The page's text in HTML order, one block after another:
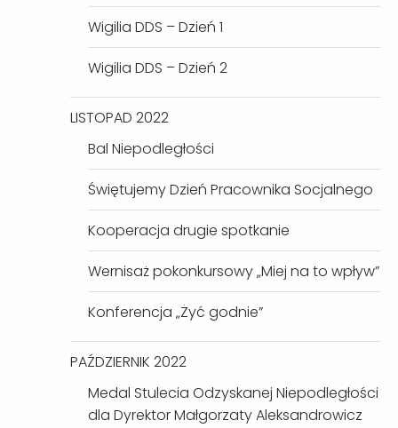
Wigilia DDS – Dzień 1
Wigilia DDS – Dzień 2
LISTOPAD 2022
Bal Niepodległości
Świętujemy Dzień Pracownika Socjalnego
Kooperacja drugie spotkanie
Wernisaż pokonkursowy „Miej na to wpływ”
Konferencja „Żyć godnie”
PAŹDZIERNIK 2022
Medal Stulecia Odzyskanej Niepodległości
dla Dyrektor Małgorzaty Aleksandrowicz